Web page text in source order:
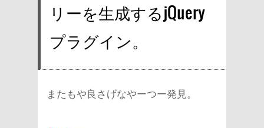
リーを生成するjQuery
プラグイン。
またもや良さげなやーつー発見。